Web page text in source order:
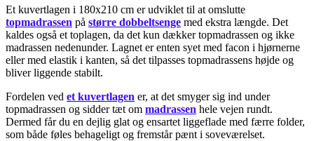
Et kuvertlagen i 180x210 cm er udviklet til at omslutte
topmadrassen på større dobbeltsenge med ekstra længde. Det
kaldes også et toplagen, da det kun dækker topmadrassen og ikke
madrassen nedenunder. Lagnet er enten syet med facon i hjørnerne
eller med elastik i kanten, så det tilpasses topmadrassens højde og
bliver liggende stabilt.
Fordelen ved et kuvertlagen er, at det smyger sig ind under
topmadrassen og sidder tæt om madrassen hele vejen rundt.
Dermed får du en dejlig glat og ensartet liggeflade med færre folder,
som både føles behageligt og fremstår pænt i soveværelset.